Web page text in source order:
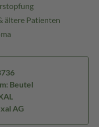
ältere Patienten
Beutel
AG